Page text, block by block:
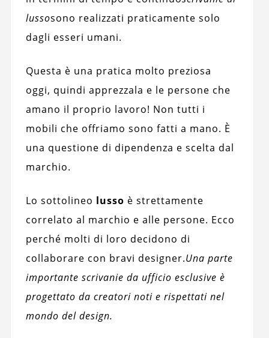
lussosono realizzati praticamente solo
dagli esseri umani.
Questa è una pratica molto preziosa
oggi, quindi apprezzala e le persone che
amano il proprio lavoro! Non tutti i
mobili che offriamo sono fatti a mano. È
una questione di dipendenza e scelta dal
marchio.
Lo sottolineo lusso è strettamente
correlato al marchio e alle persone. Ecco
perché molti di loro decidono di
collaborare con bravi designer.Una parte
importante scrivanie da ufficio esclusive è
progettato da creatori noti e rispettati nel
mondo del design.